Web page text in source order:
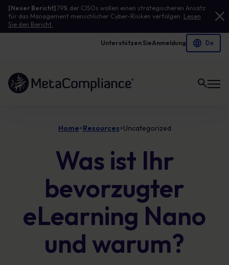
[Neuer Bericht]79% der CISOs wollen einen strategischeren Ansatz
für das Management menschlicher Cyber-Risiken verfolgen. Lesen
Sie den Bericht.
Unterstützen SieAnmeldung
Link zur Homepage
Home>Resources>Uncategorized
Was ist Ihr
bevorzugter
eLearning Nano
und warum?